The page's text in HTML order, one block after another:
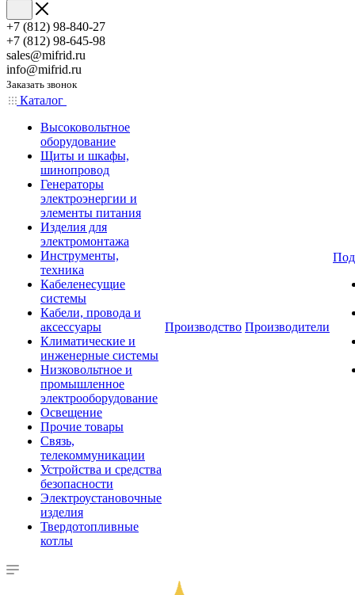
+7 (812) 98-840-27
+7 (812) 98-645-98
sales@mifrid.ru
info@mifrid.ru
Заказать звонок
Каталог
Высоковольтное
оборудование
Щиты и шкафы,
шинопровод
Генераторы
электроэнергии и
элементы питания
Изделия для
электромонтажа
Инструменты,
техника
Кабеленесущие
системы
Кабели, провода и
аксессуары
Климатические и
инженерные системы
Низковольтное и
промышленное
электрооборудование
Освещение
Прочие товары
Связь,
телекоммуникации
Устройства и средства
безопасности
Электроустановочные
изделия
Твердотопливные
котлы
Производство Производители